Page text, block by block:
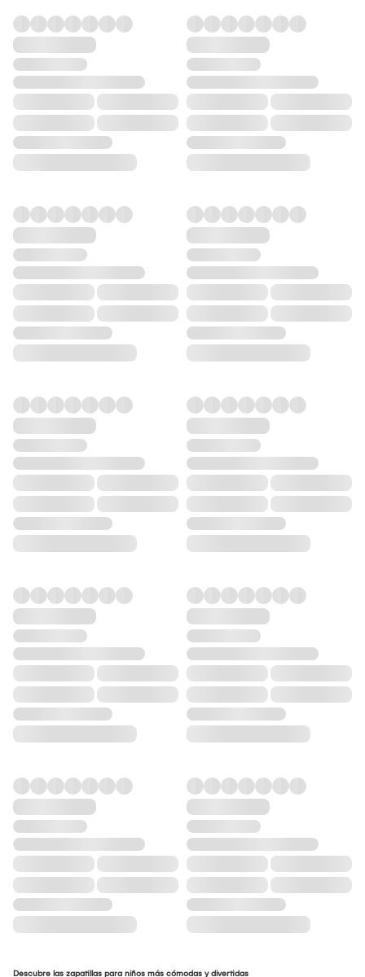
Descubre las zapatillas para niños más cómodas y divertidas